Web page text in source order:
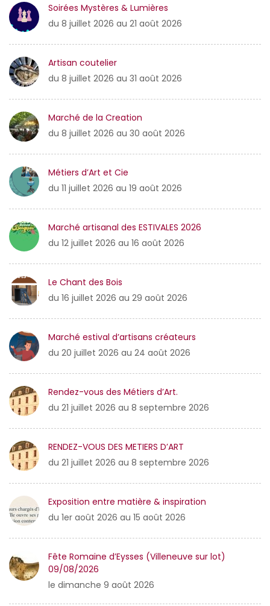
Soirées Mystères & Lumières
du 8 juillet 2026 au 21 août 2026
Artisan coutelier
du 8 juillet 2026 au 31 août 2026
Marché de la Creation
du 8 juillet 2026 au 30 août 2026
Métiers d’Art et Cie
du 11 juillet 2026 au 19 août 2026
Marché artisanal des ESTIVALES 2026
du 12 juillet 2026 au 16 août 2026
Le Chant des Bois
du 16 juillet 2026 au 29 août 2026
Marché estival d’artisans créateurs
du 20 juillet 2026 au 24 août 2026
Rendez-vous des Métiers d’Art.
du 21 juillet 2026 au 8 septembre 2026
RENDEZ-VOUS DES METIERS D’ART
du 21 juillet 2026 au 8 septembre 2026
Exposition entre matière & inspiration
du 1er août 2026 au 15 août 2026
Fête Romaine d’Eysses (Villeneuve sur lot)
09/08/2026
le dimanche 9 août 2026